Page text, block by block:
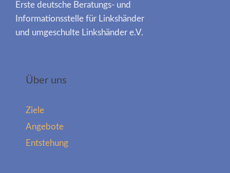
Erste deutsche Beratungs- und
Informationsstelle für Linkshänder
und umgeschulte Linkshänder e.V.
Über uns
Ziele
Angebote
Entstehung